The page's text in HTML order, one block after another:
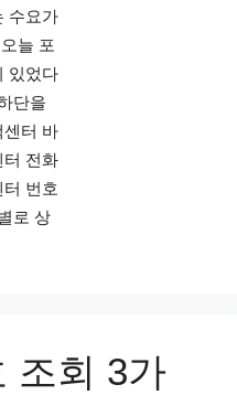
수요가
늘 포
있었다
단을
센터 바
전화
번호
로 상
조회 3가